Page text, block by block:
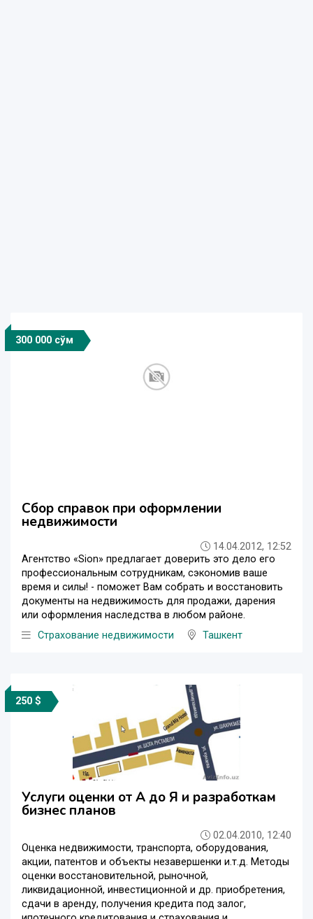
300 000 сўм
Сбор справок при оформлении
недвижимости
14.04.2012, 12:52
Агентство «Sion» предлагает доверить это дело его
профессиональным сотрудникам, сэкономив ваше
время и силы! - поможет Вам собрать и восстановить
документы на недвижимость для продажи, дарения
или оформления наследства в любом районе.
Страхование недвижимости
Ташкент
250 $
Услуги оценки от А до Я и разработкам
бизнес планов
02.04.2010, 12:40
Оценка недвижимости, транспорта, оборудования,
акции, патентов и объекты незавершенки и.т.д. Методы
оценки восстановительной, рыночной,
ликвидационной, инвестиционной и др. приобретения,
сдачи в аренду, получения кредита под залог,